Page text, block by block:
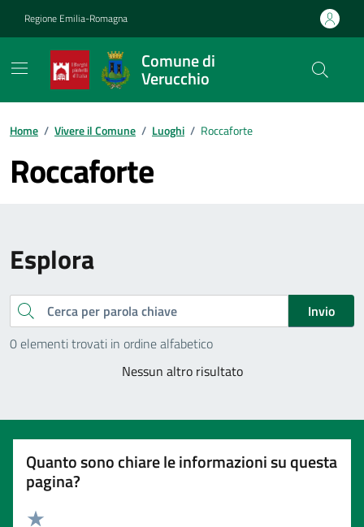
Regione Emilia-Romagna
Comune di
Verucchio
Contenuti in evidenza
Home / Vivere il Comune / Luoghi / Roccaforte
Roccaforte
Esplora
Cerca
Invio
0 elementi trovati in ordine alfabetico
Nessun altro risultato
Quanto sono chiare le informazioni su questa
pagina?